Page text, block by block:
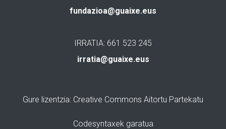
fundazioa@guaixe.eus
IRRATIA: 661 523 245
irratia@guaixe.eus
Gure lizentzia: Creative Commons Aitortu Partekatu
Codesyntaxek garatua